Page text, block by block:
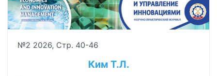
№2 2026, Стр. 40-46
Ким Т.Л.